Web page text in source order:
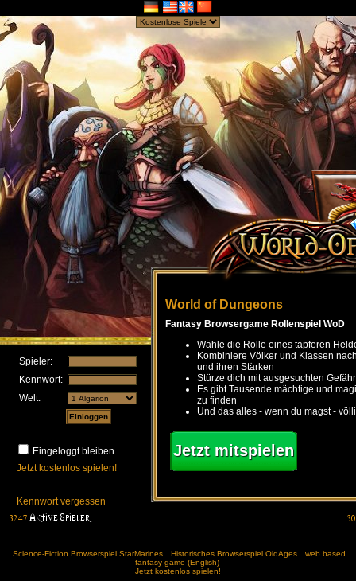
Spieler:
Kennwort:
Welt:
Eingeloggt bleiben
Jetzt kostenlos spielen!
Kennwort vergessen
World of Dungeons
Fantasy Browsergame Rollenspiel WoD
Wähle die Rolle eines tapferen
Kombiniere Völker und Klassen
und ihren Stärken
Stürze dich mit ausgesuchten
Es gibt Tausende mächtige und
zu finden
Und das alles - wenn du magst -
Jetzt mitspielen
Science-Fiction Browserspiel StarMarines Historisches Browserspiel OldAges
web based
fantasy game (English)
Jetzt kostenlos spielen!